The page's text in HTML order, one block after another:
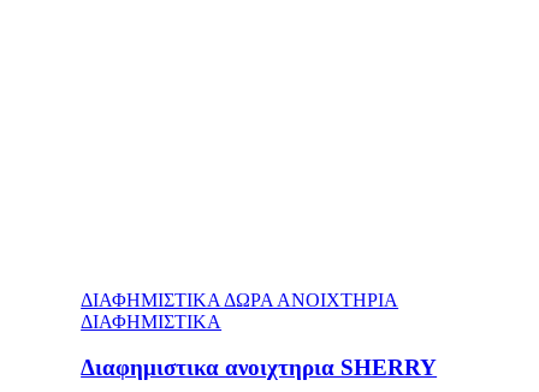
ΔΙΑΦΗΜΙΣΤΙΚΑ ΔΩΡΑ ΑΝΟΙΧΤΗΡΙΑ
ΔΙΑΦΗΜΙΣΤΙΚΑ
Διαφημιστικα ανοιχτηρια SHERRY